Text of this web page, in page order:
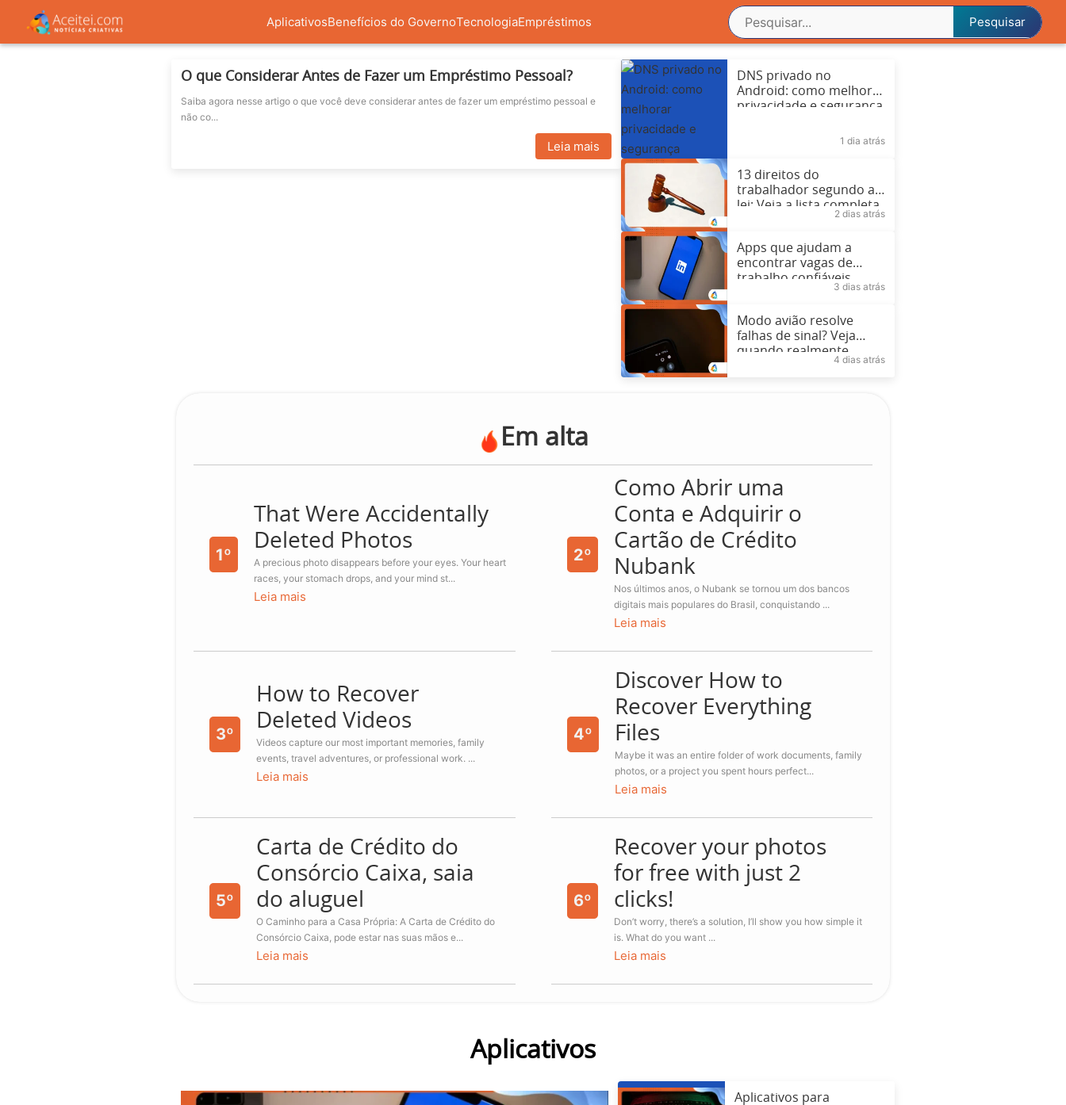
AplicativosBenefícios do GovernoTecnologiaEmpréstimos
O que Considerar Antes de Fazer um Empréstimo Pessoal?
Saiba agora nesse artigo o que você deve considerar antes de fazer um empréstimo pessoal e
não co...
Leia mais
DNS privado no
Android: como melhorar
privacidade e segurança
1 dia atrás
13 direitos do
trabalhador segundo a
lei: Veja a lista completa
2 dias atrás
Apps que ajudam a
encontrar vagas de
trabalho confiáveis
3 dias atrás
Modo avião resolve
falhas de sinal? Veja
quando realmente
4 dias atrás
Em alta
1º
That Were Accidentally
Deleted Photos
A precious photo disappears before your eyes. Your heart
races, your stomach drops, and your mind st...
Leia mais
2º
Como Abrir uma
Conta e Adquirir o
Cartão de Crédito
Nubank
Nos últimos anos, o Nubank se tornou um dos bancos
digitais mais populares do Brasil, conquistando ...
Leia mais
3º
How to Recover
Deleted Videos
Videos capture our most important memories, family
events, travel adventures, or professional work. ...
Leia mais
4º
Discover How to
Recover Everything
Files
Maybe it was an entire folder of work documents, family
photos, or a project you spent hours perfect...
Leia mais
5º
Carta de Crédito do
Consórcio Caixa, saia
do aluguel
O Caminho para a Casa Própria: A Carta de Crédito do
Consórcio Caixa, pode estar nas suas mãos e...
Leia mais
6º
Recover your photos
for free with just 2
clicks!
Don’t worry, there’s a solution, I’ll show you how simple it
is. What do you want ...
Leia mais
Aplicativos
Aplicativos para